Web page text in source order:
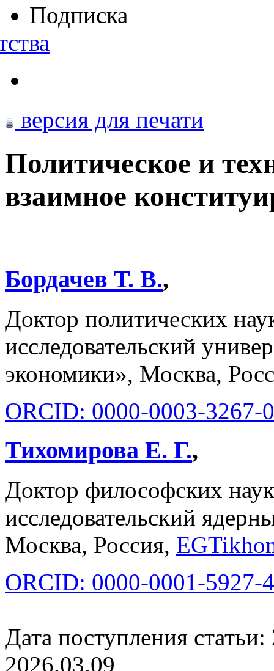
Подписка
версия для печати
Политическое и
взаимное
Бордачев Т. В.,
Доктор политических
исследовательский
экономики», Москва,
ORCID: 0000-0003-3267-
Тихомирова Е. Г.,
Доктор философских
исследовательский
Москва, Россия,
ORCID: 0000-0001-5927-
Дата поступления
2026.03.09